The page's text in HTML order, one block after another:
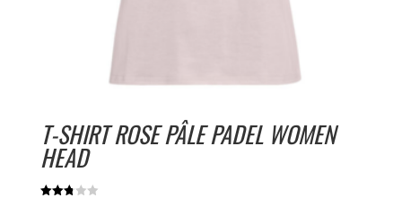
T-SHIRT ROSE PÂLE PADEL WOMEN
HEAD